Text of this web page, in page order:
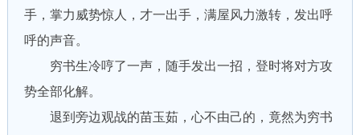
手，掌力威势惊人，才一出手，满屋风力激转，发出呼
呼的声音。
穷书生冷哼了一声，随手发出一招，登时将对方攻
势全部化解。
退到旁边观战的苗玉茹，心不由己的，竟然为穷书